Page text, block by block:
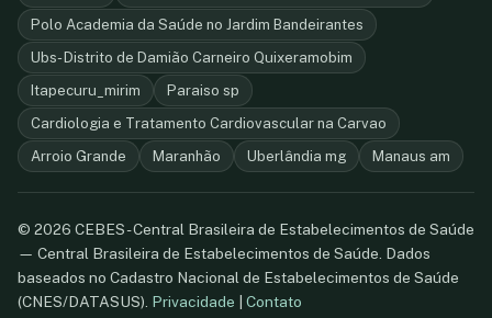
Polo Academia da Saúde no Jardim Bandeirantes
Ubs- Distrito de Damião Carneiro Quixeramobim
Itapecuru_mirim
Paraiso sp
Cardiologia e Tratamento Cardiovascular na Carvao
Arroio Grande
Maranhão Uberlândia mg Manaus am
© 2026 CEBES - Central Brasileira de Estabelecimentos de Saúde
— Central Brasileira de Estabelecimentos de Saúde. Dados
baseados no Cadastro Nacional de Estabelecimentos de Saúde
(CNES/DATASUS). Privacidade Contato